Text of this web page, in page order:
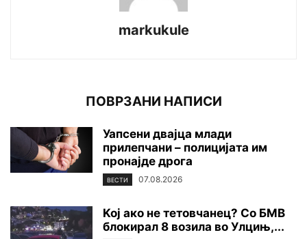
markukule
ПОВРЗАНИ НАПИСИ
Уапсени двајца млади
прилепчани – полицијата им
пронајде дpoга
ВЕСТИ 07.08.2026
Koj ако не тетовчанец? Со БМВ
блокирал 8 возила во Улцињ,...